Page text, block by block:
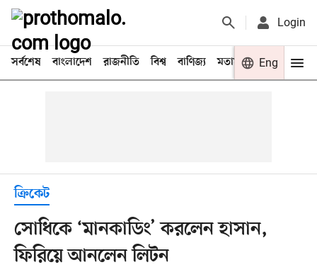
Login
সর্বশেষ বাংলাদেশ রাজনীতি বিশ্ব বাণিজ্য মতামত খেলা
Eng
ক্রিকেট
সোধিকে ‘মানকাডিং’ করলেন হাসান,
ফিরিয়ে আনলেন লিটন